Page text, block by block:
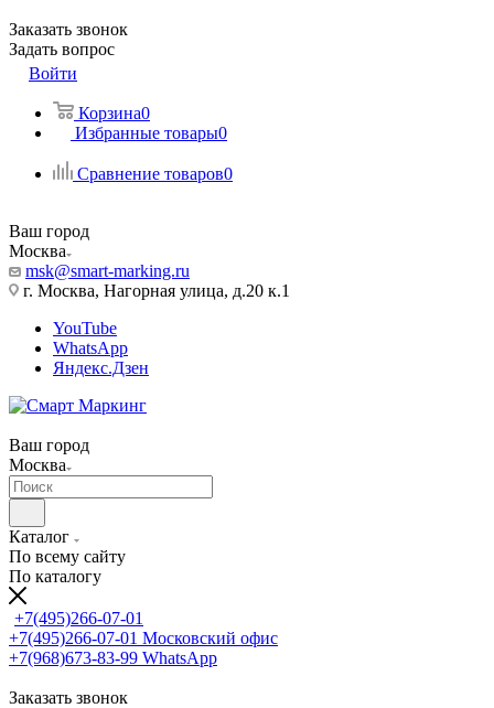
Заказать звонок
Задать вопрос
Войти
Корзина0
Избранные товары0
Сравнение товаров0
Ваш город
Москва
msk@smart-marking.ru
г. Москва, Нагорная улица, д.20 к.1
YouTube
WhatsApp
Яндекс.Дзен
Ваш город
Москва
Каталог
По всему сайту
По каталогу
+7(495)266-07-01
+7(495)266-07-01 Московский офис
+7(968)673-83-99 WhatsApp
Заказать звонок